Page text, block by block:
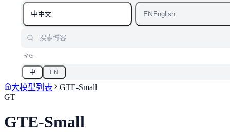
中中文 ENEnglish
中 EN
大模型列表
GTE-Small
GT
GTE-Small